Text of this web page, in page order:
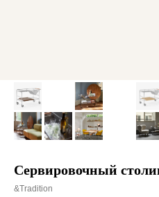
Сервировочный
&Tradition